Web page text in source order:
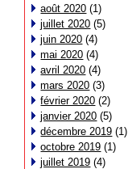
août 2020 (1)
juillet 2020 (5)
juin 2020 (4)
mai 2020 (4)
avril 2020 (4)
mars 2020 (3)
février 2020 (2)
janvier 2020 (5)
décembre 2019 (1)
octobre 2019 (1)
juillet 2019 (4)